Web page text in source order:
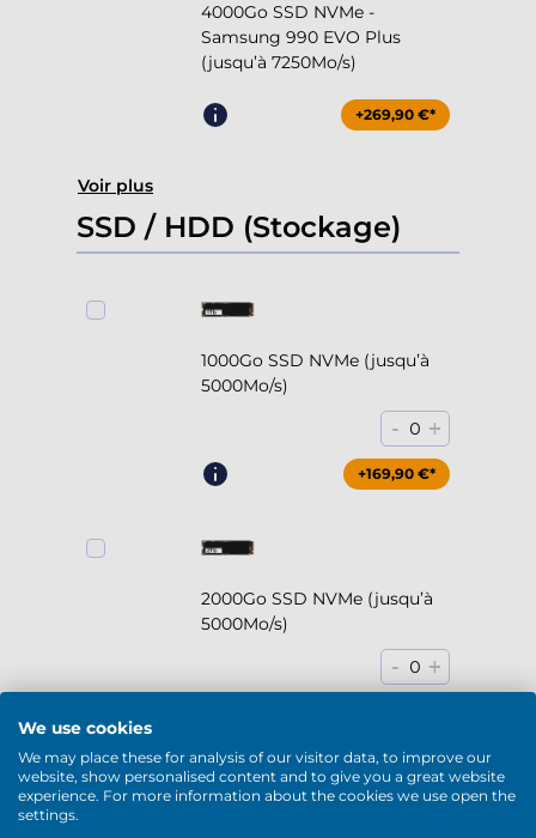
4000Go SSD NVMe -
Samsung 990 EVO Plus
(jusqu’à 7250Mo/s)
+269,90 €*
Voir plus
SSD / HDD (Stockage)
1000Go SSD NVMe (jusqu’à
5000Mo/s)
- 0 +
+169,90 €*
2000Go SSD NVMe (jusqu’à
5000Mo/s)
- 0 +
We use cookies
We may place these for analysis of our visitor data, to improve our
website, show personalised content and to give you a great website
experience. For more information about the cookies we use open the
settings.